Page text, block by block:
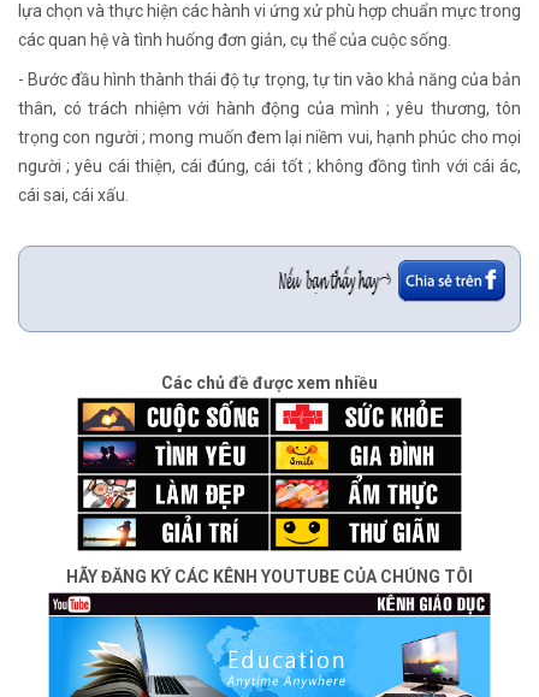
lựa chọn và thực hiện các hành vi ứng xử phù hợp chuẩn mực trong
các quan hệ và tình huống đơn giản, cụ thể của cuộc sống.
- Bước đầu hình thành thái độ tự trọng, tự tin vào khả năng của bản
thân, có trách nhiệm với hành động của mình ; yêu thương, tôn
trọng con người ; mong muốn đem lại niềm vui, hạnh phúc cho mọi
người ; yêu cái thiện, cái đúng, cái tốt ; không đồng tình với cái ác,
cái sai, cái xấu.
Các chủ đề được xem nhiều
HÃY ĐĂNG KÝ CÁC KÊNH YOUTUBE CỦA CHÚNG TÔI